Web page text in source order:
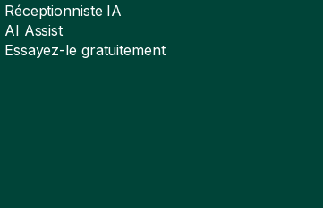
Réceptionniste IA
AI Assist
Essayez-le gratuitement